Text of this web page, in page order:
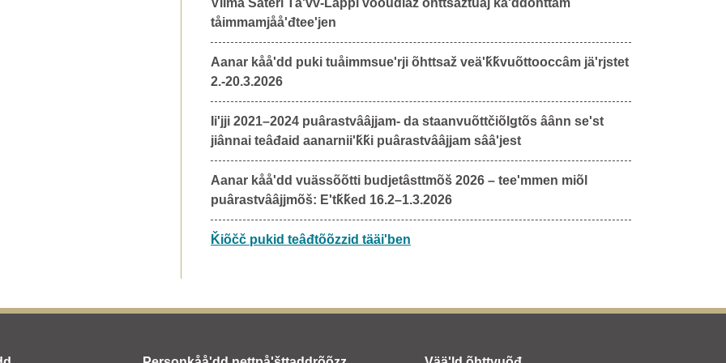
tåimmamjååʹđteeʹjen
Aanar kååʹdd puki tuåimmsueʹrji õhttsaž veäʹǩǩvuõttooccâm jäʹrjstet
2.-20.3.2026
Iiʹjji 2021–2024 puârastvââjjam- da staanvuõttčiõlǥtõs âânn seʹst
jiânnai teâđaid aanarniiʹǩǩi puârastvââjjam sââʹjest
Aanar kååʹdd vuässõõtti budjetâsttmõš 2026 – teeʹmmen miõl
puârastvââjjmõš: Eʹtǩǩed 16.2–1.3.2026
Ǩiõčč pukid teâđtõõzzid tääiʹben